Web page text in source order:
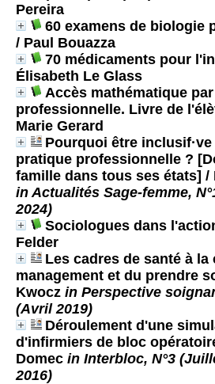
Pereira
60 examens de biologie
/ Paul Bouazza
70 médicaments pour
Élisabeth Le Glass
Accès mathématique
professionnelle. Livre de
Marie Gerard
Pourquoi être
pratique professionnelle ?
famille dans tous ses états] /
in Actualités Sage-femme,
2024)
Sociologues dans
Felder
Les cadres de santé à la
management et du prendre
Kwocz in Perspective
(Avril 2019)
Déroulement d'une
d'infirmiers de bloc
Domec in Interbloc, N°3
2016)